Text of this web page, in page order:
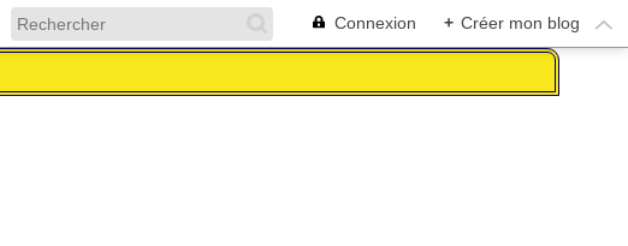
Connexion + Créer mon blog